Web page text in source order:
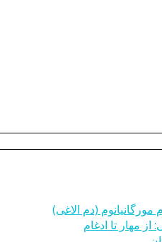
(دم الاغی)
مهار تا ادغام